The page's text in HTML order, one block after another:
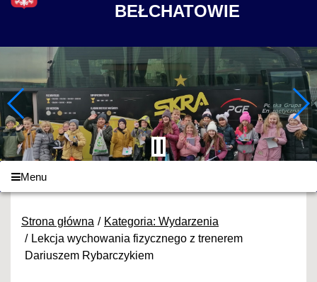
BEŁCHATOWIE
Menu
Strona główna
Kategoria: Wydarzenia
Lekcja wychowania fizycznego z trenerem
Dariuszem Rybarczykiem